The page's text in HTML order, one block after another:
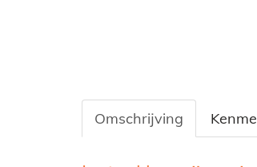
Omschrijving